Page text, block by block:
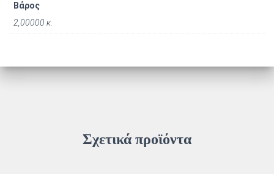
Βάρος
2,00000 κ.
Σχετικά προϊόντα